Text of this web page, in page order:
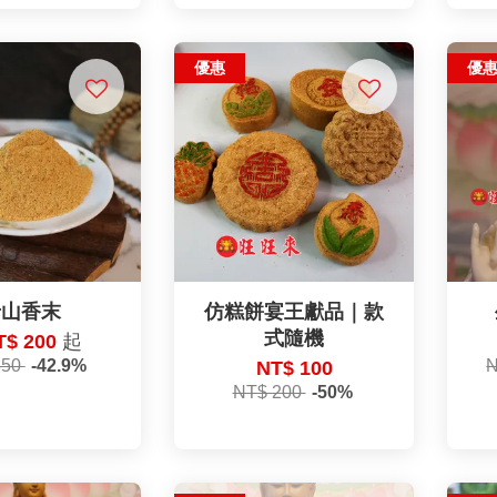
香末
200 起
-42.9%
優惠
仿糕餅宴王獻品｜款
式隨機
NT$ 100
NT$ 200 -50%
優